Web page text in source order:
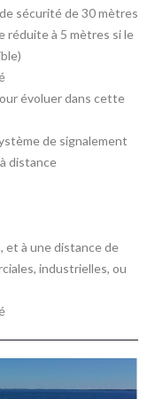
sécurité de 30 mètres
réduite à 5 mètres si le
évoluer dans cette
de signalement
distance
et à une distance de
industrielles, ou